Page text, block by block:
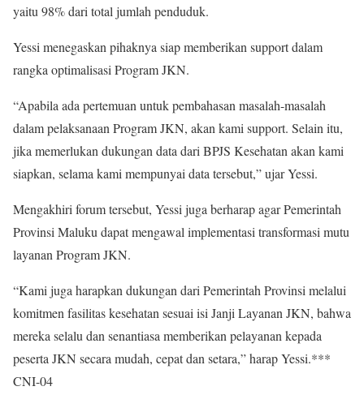
yaitu 98% dari total jumlah penduduk.
Yessi menegaskan pihaknya siap memberikan support dalam
rangka optimalisasi Program JKN.
“Apabila ada pertemuan untuk pembahasan masalah-masalah
dalam pelaksanaan Program JKN, akan kami support. Selain itu,
jika memerlukan dukungan data dari BPJS Kesehatan akan kami
siapkan, selama kami mempunyai data tersebut,” ujar Yessi.
Mengakhiri forum tersebut, Yessi juga berharap agar Pemerintah
Provinsi Maluku dapat mengawal implementasi transformasi mutu
layanan Program JKN.
“Kami juga harapkan dukungan dari Pemerintah Provinsi melalui
komitmen fasilitas kesehatan sesuai isi Janji Layanan JKN, bahwa
mereka selalu dan senantiasa memberikan pelayanan kepada
peserta JKN secara mudah, cepat dan setara,” harap Yessi.***
CNI-04